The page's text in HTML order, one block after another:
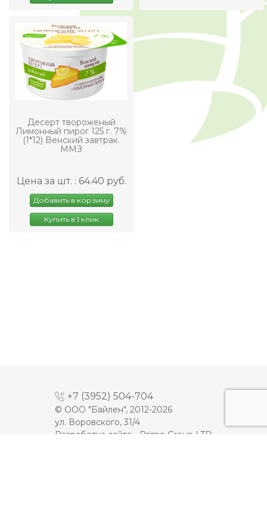
Десерт твороженый
Лимонный пирог 125 г. 7%
(1*12) Венский завтрак.
ММЗ
Цена за шт. : 64.40 руб.
Добавить в корзину
Купить в 1 клик
+7 (3952) 504-704
© ООО "Байлен", 2012-2026
ул. Воровского, 31/4
Разработка сайта -
Prime Group LTD